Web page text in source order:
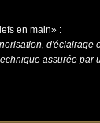
en main» :
d'éclairage
assurée par